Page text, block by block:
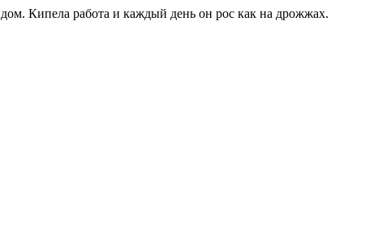
Кипела работа и каждый день он рос как на дрожжах.